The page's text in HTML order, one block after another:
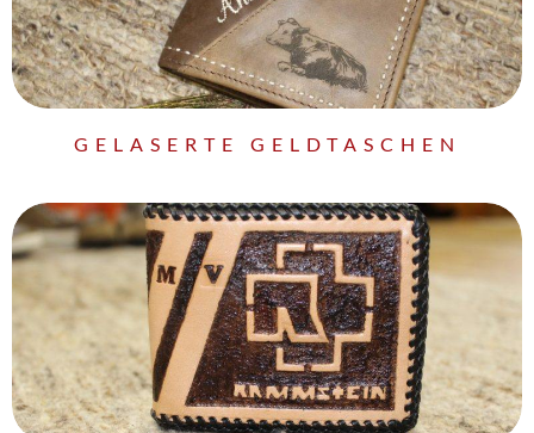
GELASERTE GELDTASCHEN